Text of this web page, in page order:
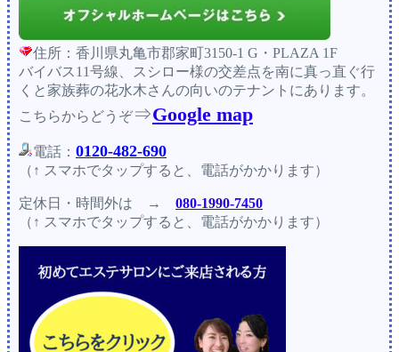
住所：香川県丸亀市郡家町3150-1 G・PLAZA 1F
バイバス11号線、スシロー様の交差点を南に真っ直ぐ行
くと家族葬の花水木さんの向いのテナントにあります。
こちらからどうぞ⇒Google map
電話： 0120-482-690
（↑ スマホでタップすると、電話がかかります）
定休日・時間外は →
080-1990-7450
（↑ スマホでタップすると、電話がかかります）